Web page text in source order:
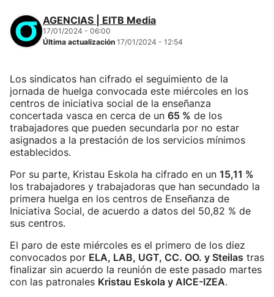
AGENCIAS | EITB Media
17/01/2024 - 06:00
Última actualización 17/01/2024 - 12:54
Los sindicatos han cifrado el seguimiento de la
jornada de huelga convocada este miércoles en los
centros de iniciativa social de la enseñanza
concertada vasca en cerca de un 65 % de los
trabajadores que pueden secundarla por no estar
asignados a la prestación de los servicios mínimos
establecidos.
Por su parte, Kristau Eskola ha cifrado en un 15,11 %
los trabajadores y trabajadoras que han secundado la
primera huelga en los centros de Enseñanza de
Iniciativa Social, de acuerdo a datos del 50,82 % de
sus centros.
El paro de este miércoles es el primero de los diez
convocados por ELA, LAB, UGT, CC. OO. y Steilas tras
finalizar sin acuerdo la reunión de este pasado martes
con las patronales Kristau Eskola y AICE-IZEA.